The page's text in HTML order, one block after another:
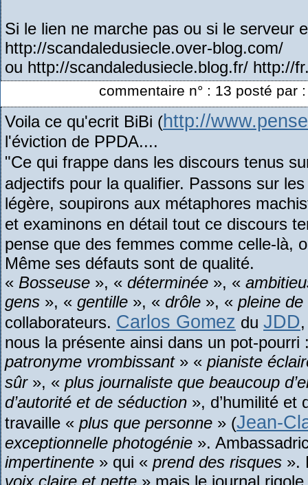
Si le lien ne marche pas ou si le serveur
http://scandaledusiecle.over-blog.com/
ou http://scandaledusiecle.blog.fr/ http://
commentaire n° : 13 posté par
Voila ce qu'ecrit BiBi (http://
l'éviction de PPDA....
"Ce qui frappe dans les discours tenus
adjectifs pour la qualifier. Passons sur
légère, soupirons aux métaphores
et examinons en détail tout ce discours
pense que des femmes comme celle-là,
Même ses défauts sont de qualité.
« Bosseuse », « déterminée », «
gens », « gentille », « drôle », « pleine de
collaborateurs. Carlos Gomez du JDD
nous la présente ainsi dans un pot-
patronyme vrombissant» « pianiste
sûr», « plus journaliste que beaucoup
d’autorité et de séduction », d’humilité et
travaille « plus que personne » (Jean-
exceptionnelle photogénie ».
impertinente » qui « prend des risques ».
voix claire et nette » mais le journal